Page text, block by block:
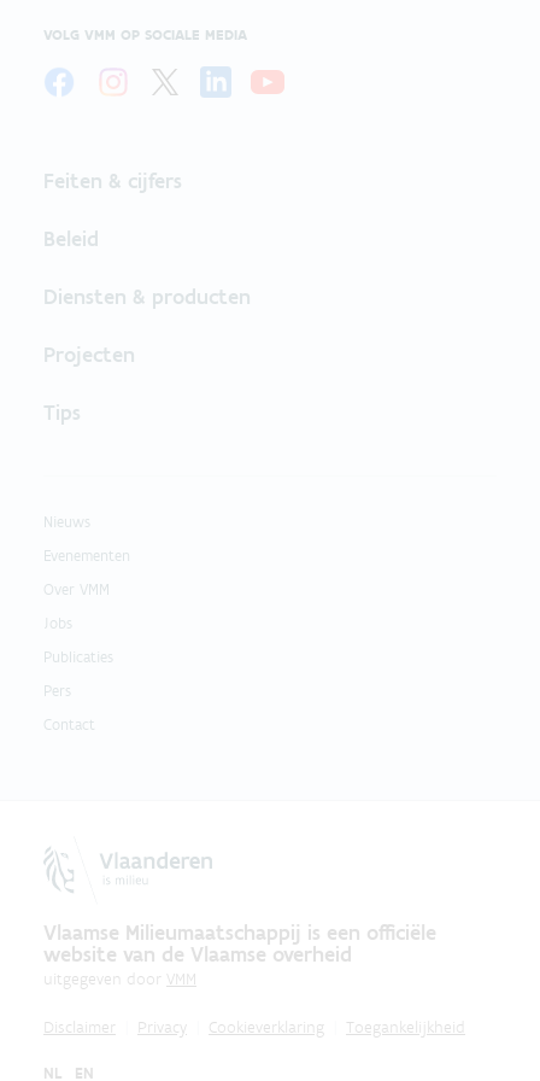
VOLG VMM OP SOCIALE MEDIA
Feiten & cijfers
Beleid
Diensten & producten
Projecten
Tips
Nieuws
Evenementen
Over VMM
Jobs
Publicaties
Pers
Contact
Vlaamse Milieumaatschappij is een officiële
website van de Vlaamse overheid
uitgegeven door VMM
Disclaimer Privacy Cookieverklaring Toegankelijkheid
NL EN